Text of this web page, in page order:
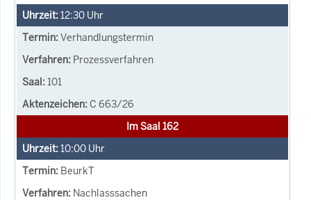
12:30 Uhr
Verhandlungstermin
Prozessverfahren
101
C 663/26
Im Saal 162
10:00 Uhr
BeurkT
Nachlasssachen